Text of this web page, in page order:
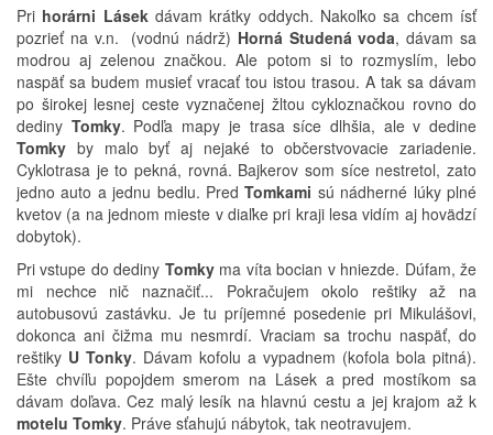
Pri horárni Lásekdávam krátky oddych. Nakoľko sa chcem ísť
pozrieť na v.n. (vodnú nádrž) Horná Studená voda, dávam sa
modrou aj zelenou značkou. Ale potom si to rozmyslím, lebo
naspäť sa budem musieť vracať tou istou trasou. A tak sa dávam
po širokej lesnej ceste vyznačenej žltou cykloznačkou rovno do
dediny Tomky. Podľa mapy je trasa síce dlhšia, ale v dedine
Tomky by malo byť aj nejaké to občerstvovacie zariadenie.
Cyklotrasa je to pekná, rovná. Bajkerov som síce nestretol, zato
jedno auto a jednu bedlu. PredTomkami sú nádherné lúky plné
kvetov (a na jednom mieste v diaľke pri kraji lesa vidím aj hovädzí
dobytok).
Pri vstupe do dediny Tomky ma víta bocian v hniezde. Dúfam, že
mi nechce nič naznačiť... Pokračujem okolo reštiky až na
autobusovú zastávku. Je tu príjemné posedenie pri Mikulášovi,
dokonca ani čižma mu nesmrdí. Vraciam sa trochu naspäť, do
reštiky U Tonky. Dávam kofolu a vypadnem (kofola bola pitná).
Ešte chvíľu popojdem smerom na Lásek a pred mostíkom sa
dávam doľava. Cez malý lesík na hlavnú cestu a jej krajom až k
motelu Tomky. Práve sťahujú nábytok, tak neotravujem.